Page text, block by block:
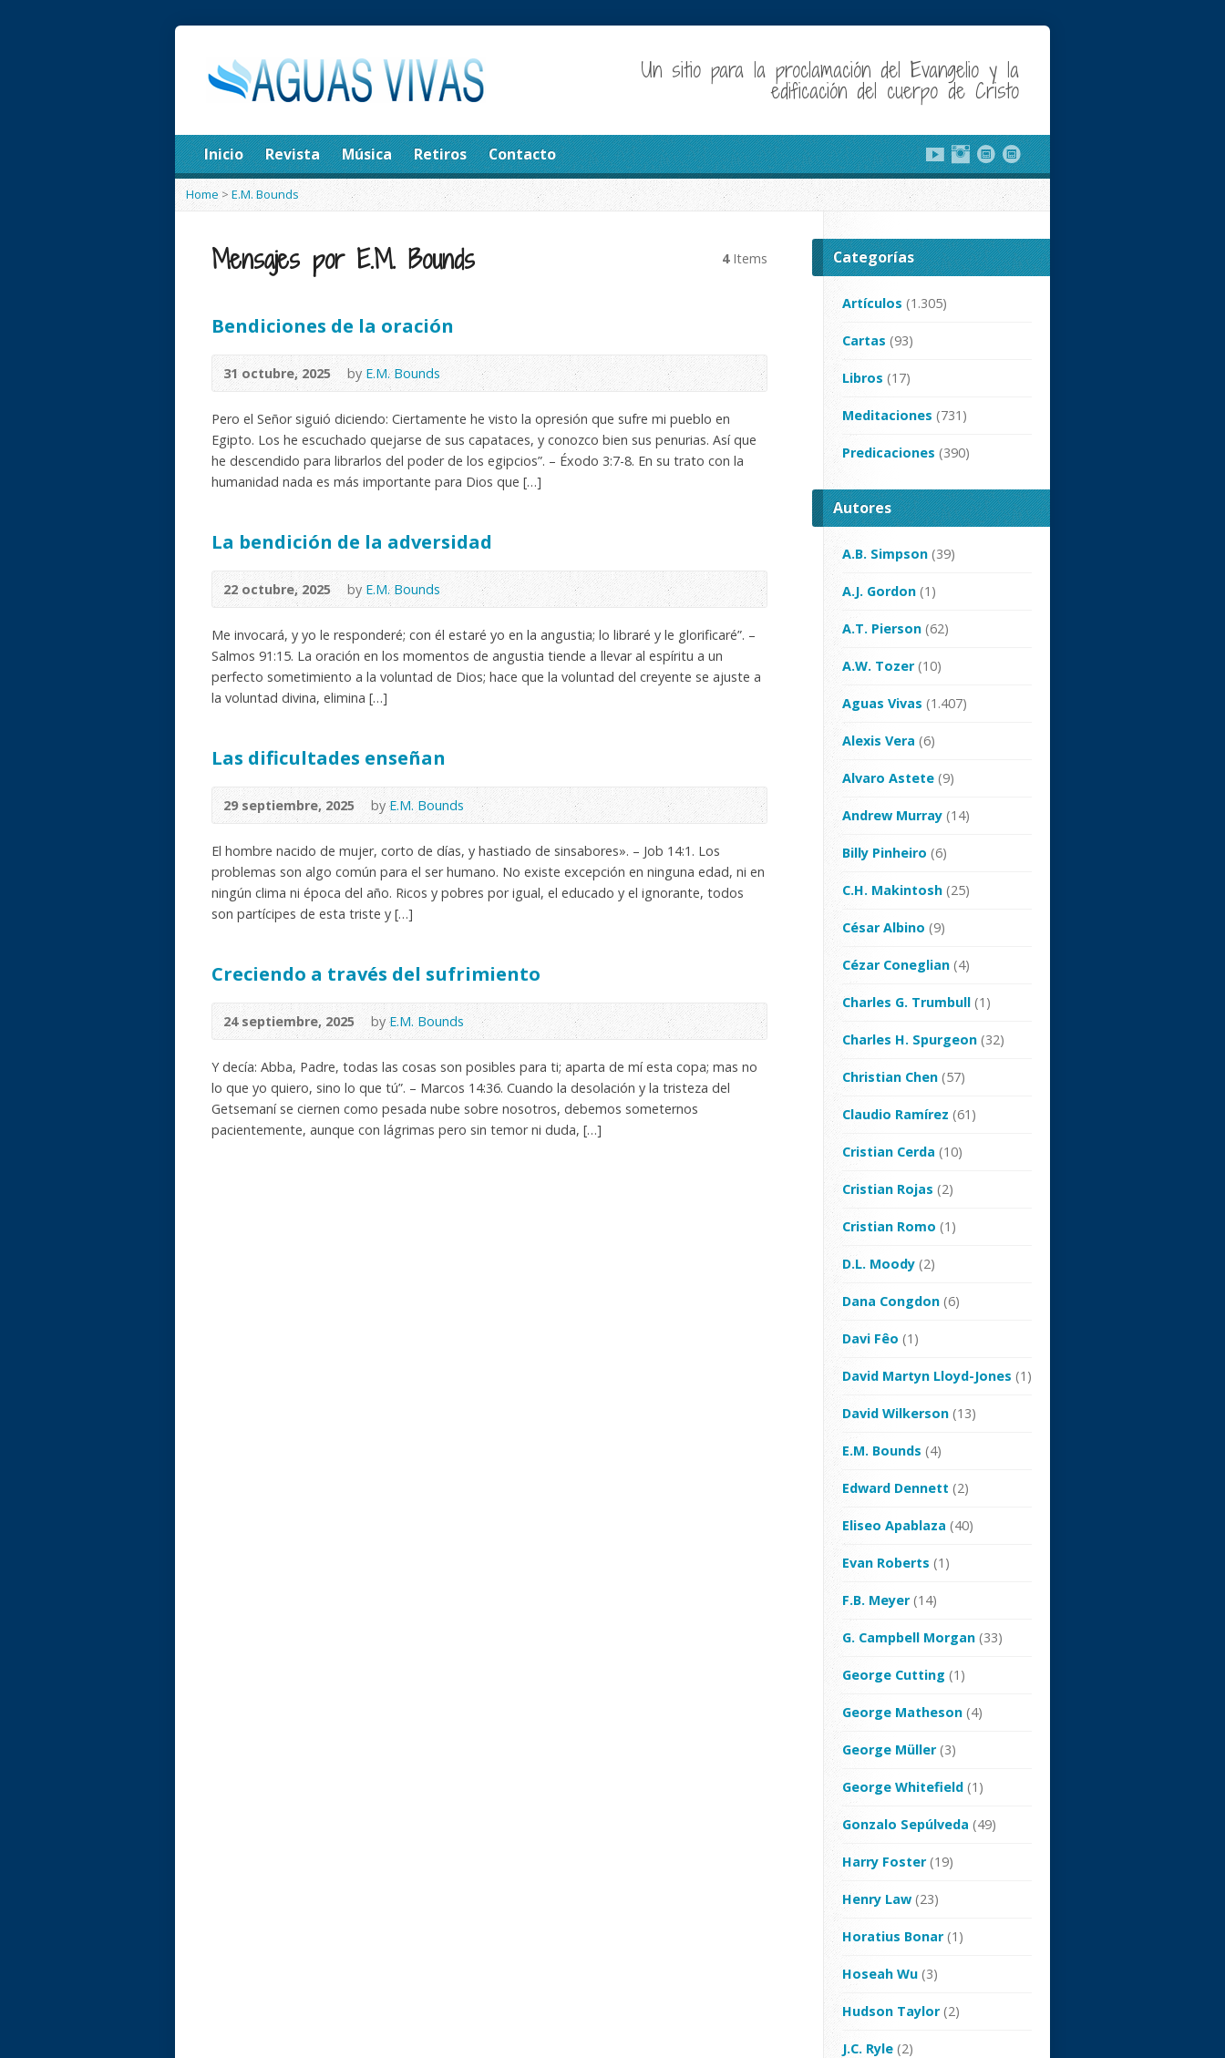
Un sitio para la proclamación del Evangelio y la
edificación del cuerpo de Cristo
Inicio Revista Música Retiros Contacto
Home > E.M. Bounds
Mensajes por E.M. Bounds 4Items
Bendiciones de la oración
31 octubre, 2025 byE.M. Bounds
Pero el Señor siguió diciendo: Ciertamente he visto la opresión que sufre mi pueblo en
Egipto. Los he escuchado quejarse de sus capataces, y conozco bien sus penurias. Así que
he descendido para librarlos del poder de los egipcios”. – Éxodo 3:7-8. En su trato con la
humanidad nada es más importante para Dios que […]
La bendición de la adversidad
22 octubre, 2025 byE.M. Bounds
Me invocará, y yo le responderé; con él estaré yo en la angustia; lo libraré y le glorificaré”. –
Salmos 91:15. La oración en los momentos de angustia tiende a llevar al espíritu a un
perfecto sometimiento a la voluntad de Dios; hace que la voluntad del creyente se ajuste a
la voluntad divina, elimina […]
Las dificultades enseñan
29 septiembre, 2025 byE.M. Bounds
El hombre nacido de mujer, corto de días, y hastiado de sinsabores». – Job 14:1. Los
problemas son algo común para el ser humano. No existe excepción en ninguna edad, ni en
ningún clima ni época del año. Ricos y pobres por igual, el educado y el ignorante, todos
son partícipes de esta triste y […]
Creciendo a través del sufrimiento
24 septiembre, 2025 byE.M. Bounds
Y decía: Abba, Padre, todas las cosas son posibles para ti; aparta de mí esta copa; mas no
lo que yo quiero, sino lo que tú”. – Marcos 14:36. Cuando la desolación y la tristeza del
Getsemaní se ciernen como pesada nube sobre nosotros, debemos someternos
pacientemente, aunque con lágrimas pero sin temor ni duda, […]
Categorías
Artículos (1.305)
Cartas (93)
Libros (17)
Meditaciones (731)
Predicaciones (390)
Autores
A.B. Simpson (39)
A.J. Gordon (1)
A.T. Pierson (62)
A.W. Tozer(10)
Aguas Vivas (1.407)
Alexis Vera (6)
Alvaro Astete (9)
Andrew Murray (14)
Billy Pinheiro (6)
C.H. Makintosh (25)
César Albino (9)
Cézar Coneglian (4)
Charles G. Trumbull (1)
Charles H. Spurgeon (32)
Christian Chen (57)
Claudio Ramírez (61)
Cristian Cerda (10)
Cristian Rojas (2)
Cristian Romo (1)
D.L. Moody (2)
Dana Congdon (6)
Davi Fêo (1)
David Martyn Lloyd-Jones (1)
David Wilkerson (13)
E.M. Bounds (4)
Edward Dennett (2)
Eliseo Apablaza (40)
Evan Roberts (1)
F.B. Meyer(14)
G. Campbell Morgan (33)
George Cutting (1)
George Matheson (4)
George Müller(3)
George Whitefield (1)
Gonzalo Sepúlveda (49)
Harry Foster(19)
Henry Law (23)
Horatius Bonar(1)
Hoseah Wu (3)
Hudson Taylor(2)
J.C. Ryle (2)